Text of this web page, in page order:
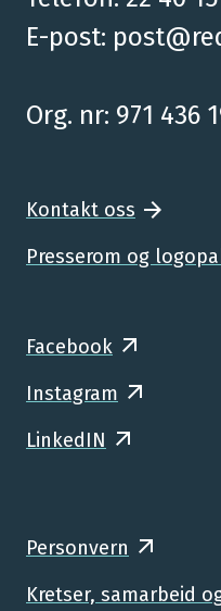
E-post:
Org. nr: 971 436
Kontakt oss
Presserom og
Facebook
Instagram
LinkedIN
Personvern
Kretser, samarbeid